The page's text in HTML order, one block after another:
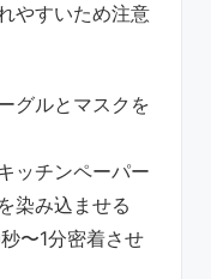
やすいため注意
グルとマスクを
ッチンペーパー
染み込ませる
〜1分密着させ